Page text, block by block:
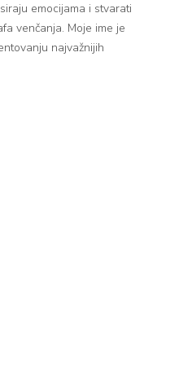
emocijama i stvarati
venčanja. Moje ime je
najvažnijih